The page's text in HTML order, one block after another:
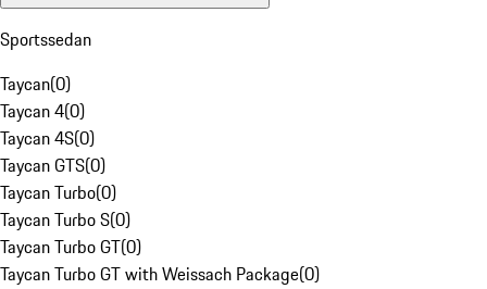
Sportssedan
Taycan(0)
Taycan 4(0)
Taycan 4S(0)
Taycan GTS(0)
Taycan Turbo(0)
Taycan Turbo S(0)
Taycan Turbo GT(0)
Taycan Turbo GT with Weissach Package(0)